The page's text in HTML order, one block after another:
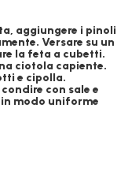
aggiungere i pinoli
Versare su un
la feta a cubetti.
ciotola capiente.
e cipolla.
con sale e
in modo uniforme